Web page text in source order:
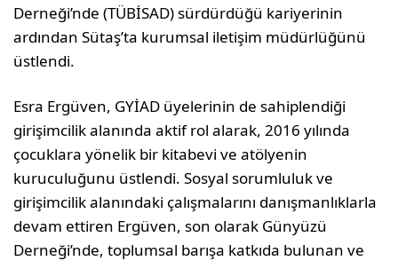
Derneği’nde (TÜBİSAD) sürdürdüğü kariyerinin
ardından Sütaş’ta kurumsal iletişim müdürlüğünü
üstlendi.
Esra Ergüven, GYİAD üyelerinin de sahiplendiği
girişimcilik alanında aktif rol alarak, 2016 yılında
çocuklara yönelik bir kitabevi ve atölyenin
kuruculuğunu üstlendi. Sosyal sorumluluk ve
girişimcilik alanındaki çalışmalarını danışmanlıklarla
devam ettiren Ergüven, son olarak Günyüzü
Derneği’nde, toplumsal barışa katkıda bulunan ve